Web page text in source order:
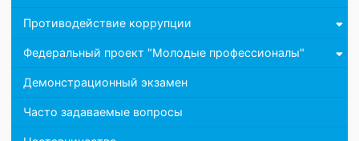
Противодействие коррупции